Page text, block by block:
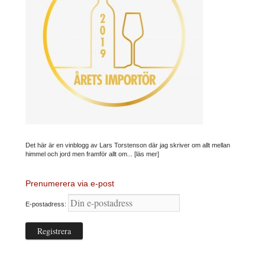
Det här är en vinblogg av Lars Torstenson där jag skriver om allt mellan
himmel och jord men framför allt om... [läs mer]
Prenumerera via e-post
E-postadress: